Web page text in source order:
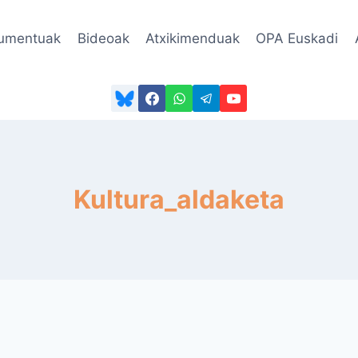
Bideoak Atxikimenduak OPA Euskadi
Kultura_aldaketa